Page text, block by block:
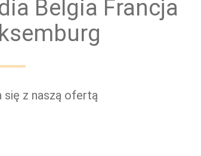
Belgia Francja
się z naszą ofertą